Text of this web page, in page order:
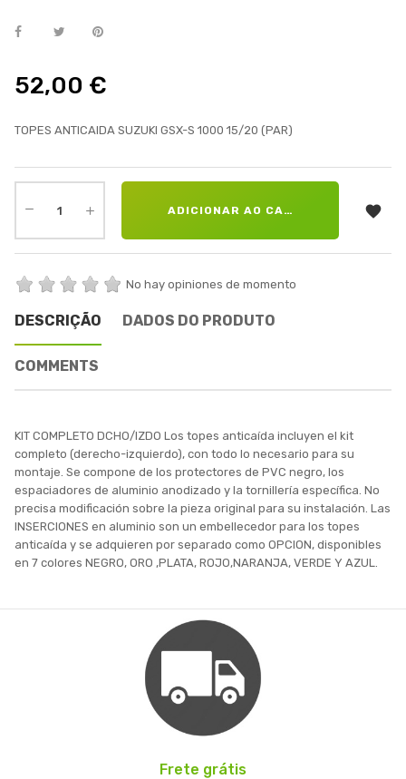
52,00 €
TOPES ANTICAIDA SUZUKI GSX-S 1000 15/20 (PAR)
ADICIONAR AO CARRINHO 
No hay opiniones de momento
DESCRIÇÃO DADOS DO PRODUTO
COMMENTS
KIT COMPLETO DCHO/IZDO Los topes anticaída incluyen el kit
completo (derecho-izquierdo), con todo lo necesario para su
montaje. Se compone de los protectores de PVC negro, los
espaciadores de aluminio anodizado y la tornillería específica. No
precisa modificación sobre la pieza original para su instalación. Las
INSERCIONES en aluminio son un embellecedor para los topes
anticaída y se adquieren por separado como OPCION, disponibles
en 7 colores NEGRO, ORO ,PLATA, ROJO,NARANJA, VERDE Y AZUL.
Frete grátis